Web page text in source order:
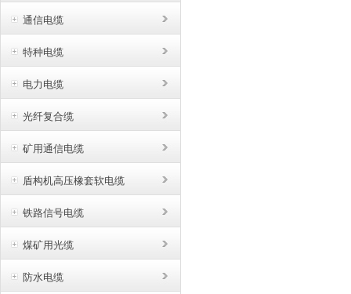
通信电缆
特种电缆
电力电缆
光纤复合缆
矿用通信电缆
盾构机高压橡套软电缆
铁路信号电缆
煤矿用光缆
防水电缆